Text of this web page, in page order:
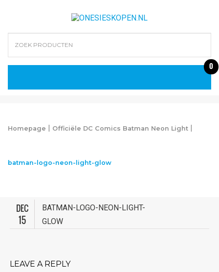
0
Homepage | Officiële DC Comics Batman Neon Light |
batman-logo-neon-light-glow
DEC
15
BATMAN-LOGO-NEON-LIGHT-
GLOW
LEAVE A REPLY